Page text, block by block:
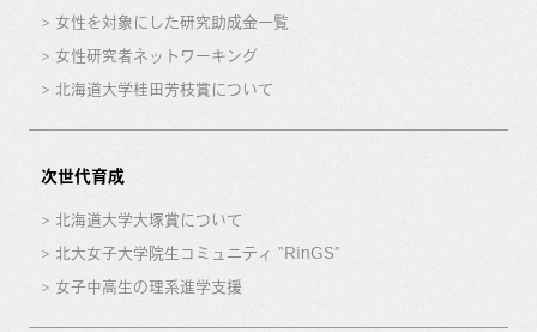
女性を対象にした研究助成金一覧
女性研究者ネットワーキング
北海道大学桂田芳枝賞について
次世代育成
北海道大学大塚賞について
北大女子大学院生コミュニティ “RinGS”
女子中高生の理系進学支援